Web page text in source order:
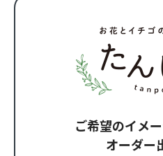
ご希望のイメ
オーダー